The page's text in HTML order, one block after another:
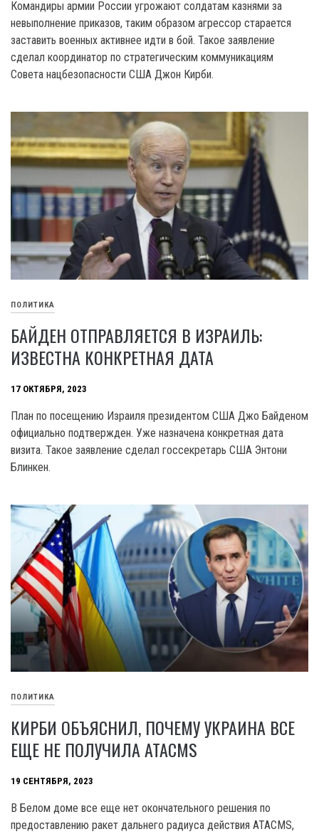
Командиры армии России угрожают солдатам казнями за
невыполнение приказов, таким образом агрессор старается
заставить военных активнее идти в бой. Такое заявление
сделал координатор по стратегическим коммуникациям
Совета нацбезопасности США Джон Кирби.
ПОЛИТИКА
БАЙДЕН ОТПРАВЛЯЕТСЯ В ИЗРАИЛЬ:
ИЗВЕСТНА КОНКРЕТНАЯ ДАТА
17 ОКТЯБРЯ, 2023
План по посещению Израиля президентом США Джо Байденом
официально подтвержден. Уже назначена конкретная дата
визита. Такое заявление сделал госсекретарь США Энтони
Блинкен.
ПОЛИТИКА
КИРБИ ОБЪЯСНИЛ, ПОЧЕМУ УКРАИНА ВСЕ
ЕЩЕ НЕ ПОЛУЧИЛА ATACMS
19 СЕНТЯБРЯ, 2023
B Белом доме все еще нет окончательного решения по
предоставлению ракет дальнего радиуса действия ATACMS,